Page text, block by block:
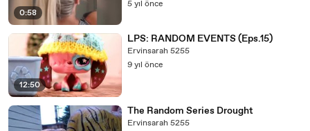
0:58
5 yıl önce
12:50
LPS: RANDOM EVENTS (Eps.15)
Ervinsarah 5255
9 yıl önce
The Random Series Drought
Ervinsarah 5255